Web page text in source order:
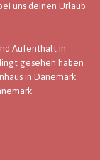
uns deinen Urlaub
Aufenthalt in
gesehen haben
in Dänemark
.